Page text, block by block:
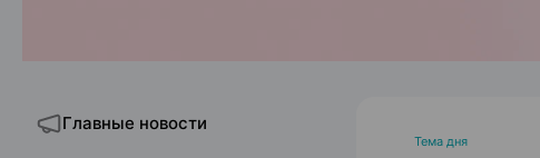
Главные новости
Тема дня